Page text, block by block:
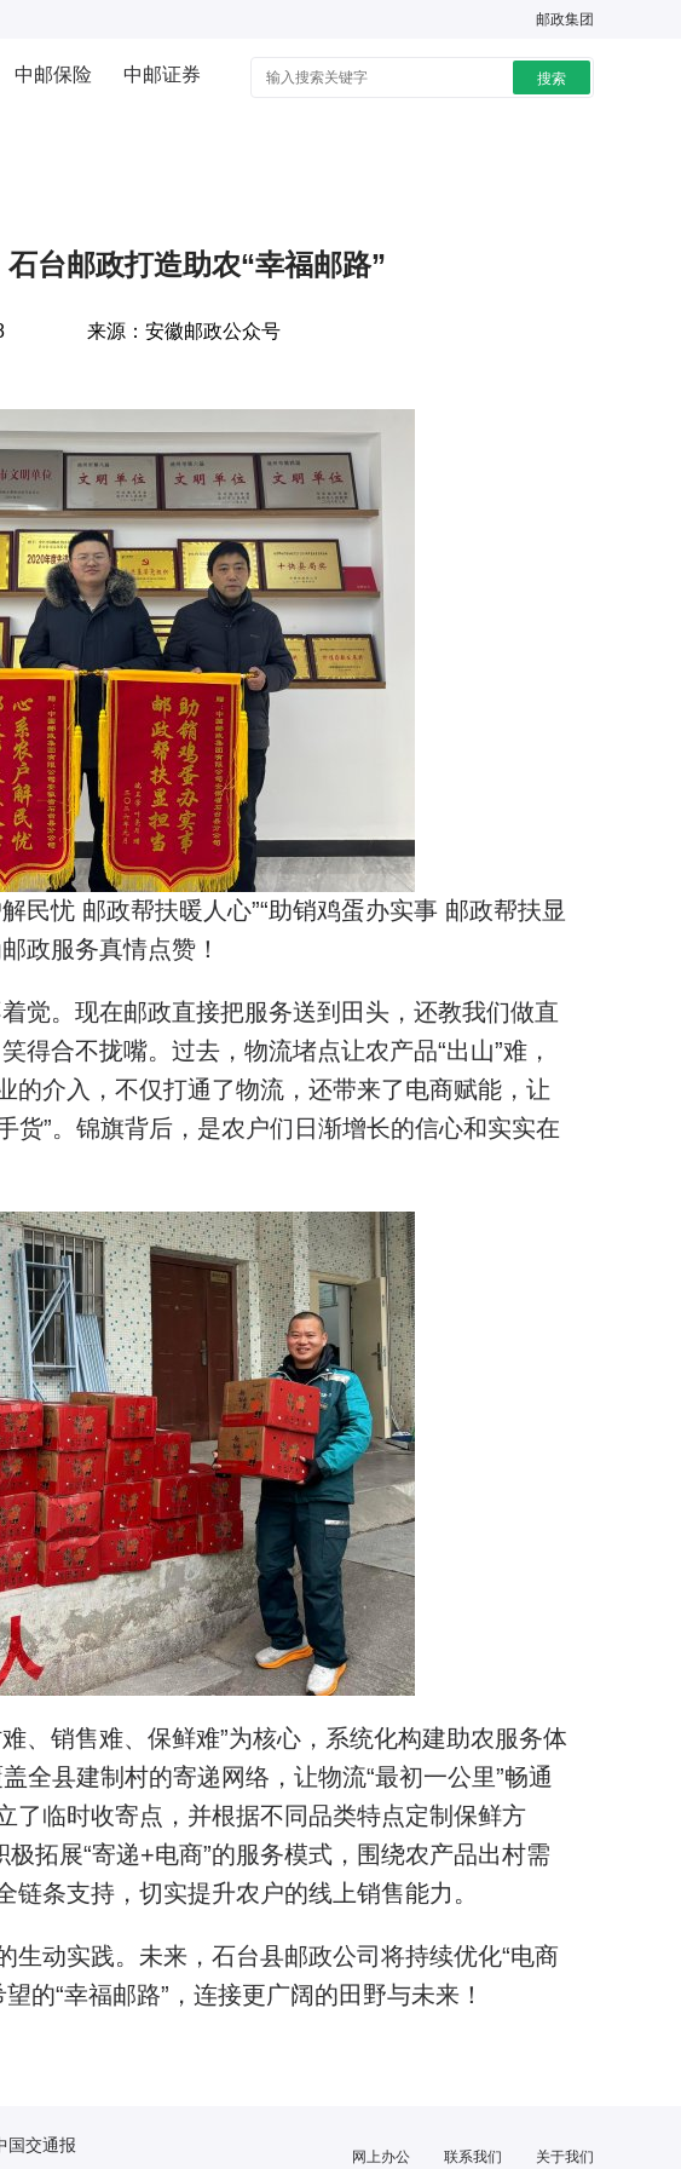
邮政集团
中邮保险 中邮证券 搜索
台邮政打造助农“幸福邮路”
来源： 安徽邮政公众号
民忧 邮政帮扶暖人心”“助销鸡蛋办实事 邮政帮扶显
政服务真情点赞！
觉。现在邮政直接把服务送到田头，还教我们做直
得合不拢嘴。过去，物流堵点让农产品“出山”难，
的介入，不仅打通了物流，还带来了电商赋能，让
货”。锦旗背后，是农户们日渐增长的信心和实实在
、销售难、保鲜难”为核心，系统化构建助农服务体
全县建制村的寄递网络，让物流“最初一公里”畅通
了临时收寄点，并根据不同品类特点定制保鲜方
拓展“寄递+电商”的服务模式，围绕农产品出村需
条支持，切实提升农户的线上销售能力。
动实践。未来，石台县邮政公司将持续优化“电商
的“幸福邮路”，连接更广阔的田野与未来！
国交通报
网上办公 联系我们 关于我们